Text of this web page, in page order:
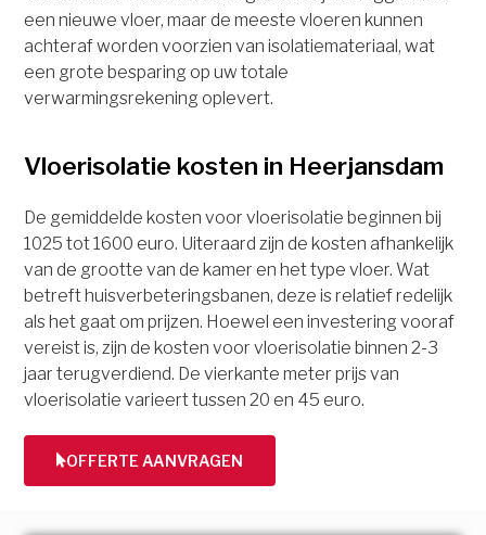
een nieuwe vloer, maar de meeste vloeren kunnen
achteraf worden voorzien van isolatiemateriaal, wat
een grote besparing op uw totale
verwarmingsrekening oplevert.
Vloerisolatie kosten in Heerjansdam
De gemiddelde kosten voor vloerisolatie beginnen bij
1025 tot 1600 euro. Uiteraard zijn de kosten afhankelijk
van de grootte van de kamer en het type vloer. Wat
betreft huisverbeteringsbanen, deze is relatief redelijk
als het gaat om prijzen. Hoewel een investering vooraf
vereist is, zijn de kosten voor vloerisolatie binnen 2-3
jaar terugverdiend. De vierkante meter prijs van
vloerisolatie varieert tussen 20 en 45 euro.
OFFERTE AANVRAGEN